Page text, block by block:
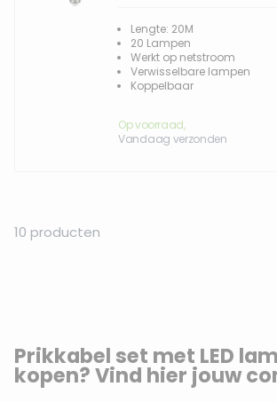
Lengte: 20M
20 Lampen
Werkt op netstroom
Verwisselbare lampen
Koppelbaar
Op voorraad,
Vandaag verzonden
10 producten
Prikkabel set met LED
kopen? Vind hier jouw